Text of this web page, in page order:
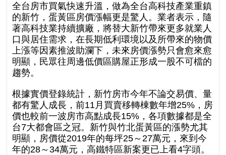
全台房市買氣快速升溫，做為全台高科技產業重鎮
的新竹，蛋黃區房價漲幅更是驚人。業者表示，隨
著高科技業持續擴廠，將替大新竹帶來更多就業人
口與居住需求，在長期低利環境以及所帶來的物價
上漲等因素推波助瀾下，未來房價漲勢只會愈來愈
明顯，民眾往周邊低價區購屋正形成一股不可檔的
趨勢。
根據實價登錄統計，新竹房市今年不論交易價、量
都有驚人成長，前11月買賣移轉棟數年增25%，房
價也較前一波房市高點成長15%，各項數據都是全
台7大都會區之冠。新竹與竹北蛋黃區的漲勢尤其
明顯，房價從2019年的每坪25～27萬元，來到今
年的28～34萬元，高鐵特區新案更已上看4字頭。